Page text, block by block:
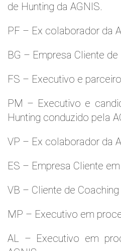
de Hunting da AGNIS.
PF – Ex colaborador da
BG – Empresa Cliente de
FS – Executivo e
PM – Executivo e
Hunting conduzido pela
VP – Ex colaborador da
ES – Empresa Cliente
VB – Cliente de Coaching
MP – Executivo em
AL – Executivo em